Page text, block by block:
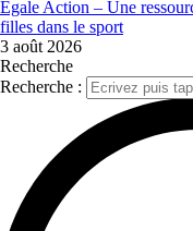
Égale Action – Une
filles dans le sport
3 août 2026
Recherche
Recherche :